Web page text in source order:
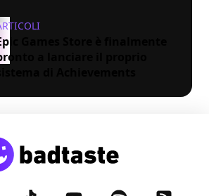
Games Store è finalmente
a lanciare il proprio